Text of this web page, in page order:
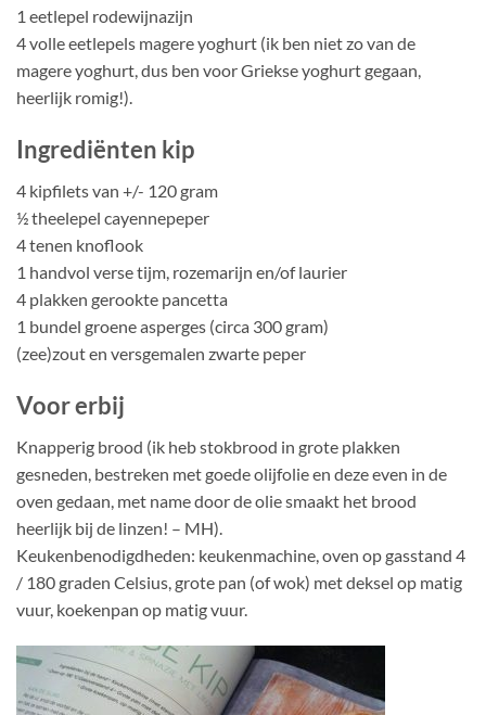
1 eetlepel rodewijnazijn
4 volle eetlepels magere yoghurt (ik ben niet zo van de
magere yoghurt, dus ben voor Griekse yoghurt gegaan,
heerlijk romig!).
Ingrediënten kip
4 kipfilets van +/- 120 gram
½ theelepel cayennepeper
4 tenen knoflook
1 handvol verse tijm, rozemarijn en/of laurier
4 plakken gerookte pancetta
1 bundel groene asperges (circa 300 gram)
(zee)zout en versgemalen zwarte peper
Voor erbij
Knapperig brood (ik heb stokbrood in grote plakken
gesneden, bestreken met goede olijfolie en deze even in de
oven gedaan, met name door de olie smaakt het brood
heerlijk bij de linzen! – MH).
Keukenbenodigdheden: keukenmachine, oven op gasstand 4
/ 180 graden Celsius, grote pan (of wok) met deksel op matig
vuur, koekenpan op matig vuur.